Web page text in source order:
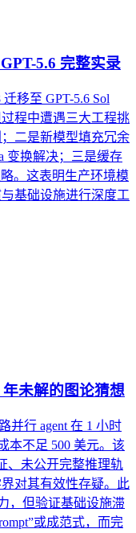
5.6 完整实录
移至 GPT-5.6 Sol
程中遭遇三大工程挑
二是新模型填充冗余
变换解决；三是缓存
。这表明生产环境模
基础设施进行深度工
未解的图论猜想
并行 agent 在 1 小时
本不足 500 美元。该
、未公开完整推理轨
对其有效性存疑。此
，但验证基础设施滞
或成范式，而完